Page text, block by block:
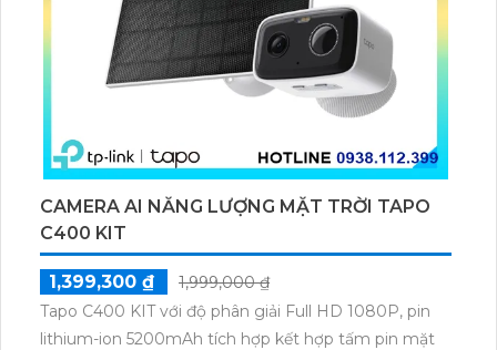
CAMERA AI NĂNG LƯỢNG MẶT TRỜI TAPO
C400 KIT
1,399,300 ₫
1,999,000 ₫
Tapo C400 KIT với độ phân giải Full HD 1080P, pin
lithium-ion 5200mAh tích hợp kết hợp tấm pin mặt